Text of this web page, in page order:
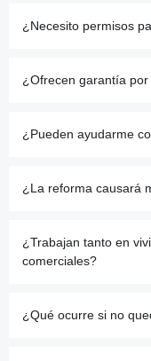
¿Necesito permisos
¿Ofrecen garantía
¿Pueden ayudarme
¿La reforma causará
¿Trabajan tanto en
comerciales?
¿Qué ocurre si no